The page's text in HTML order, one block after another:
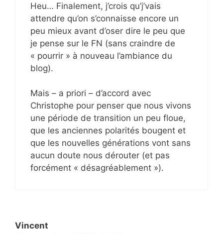
Heu… Finalement, j’crois qu’j’vais
attendre qu’on s’connaisse encore un
peu mieux avant d’oser dire le peu que
je pense sur le FN (sans craindre de
« pourrir » à nouveau l’ambiance du
blog).
Mais – a priori – d’accord avec
Christophe pour penser que nous vivons
une période de transition un peu floue,
que les anciennes polarités bougent et
que les nouvelles générations vont sans
aucun doute nous dérouter (et pas
forcément « désagréablement »).
Vincent